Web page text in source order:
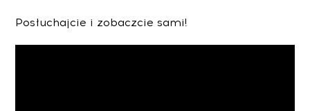
Posłuchajcie i zobaczcie sami!